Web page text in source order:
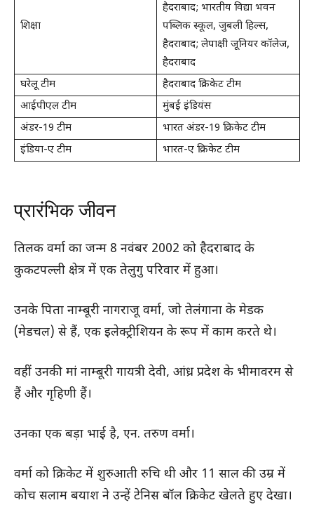
शिक्षा
हैदराबाद; भारतीय विद्या भवन
पब्लिक स्कूल, जुबली हिल्स,
हैदराबाद; लेपाक्षी जूनियर कॉलेज,
हैदराबाद
घरेलू टीम
हैदराबाद क्रिकेट टीम
आईपीएल टीम
मुंबई इंडियंस
अंडर-19 टीम
भारत अंडर-19 क्रिकेट टीम
इंडिया-ए टीम
भारत-ए क्रिकेट टीम
प्रारंभिक जीवन
तिलक वर्मा का जन्म 8 नवंबर 2002 को हैदराबाद के
कुकटपल्ली क्षेत्र में एक तेलुगु परिवार में हुआ।
उनके पिता नाम्बूरी नागराजू वर्मा, जो तेलंगाना के मेडक
(मेडचल) से हैं, एक इलेक्ट्रीशियन के रूप में काम करते थे।
वहीं उनकी मां नाम्बूरी गायत्री देवी, आंध्र प्रदेश के भीमावरम से
हैं और गृहिणी हैं।
उनका एक बड़ा भाई है, एन. तरुण वर्मा।
वर्मा को क्रिकेट में शुरुआती रुचि थी और 11 साल की उम्र में
कोच सलाम बयाश ने उन्हें टेनिस बॉल क्रिकेट खेलते हुए देखा।